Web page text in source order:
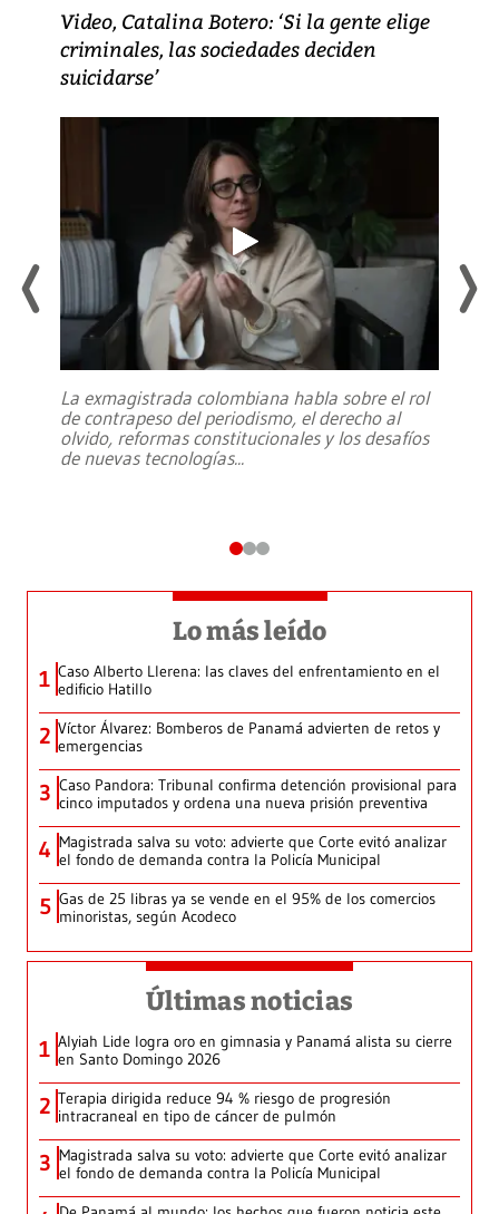
Video, Catalina Botero: ‘Si la gente elige
criminales, las sociedades deciden
suicidarse’
La exmagistrada colombiana habla sobre el rol
de contrapeso del periodismo, el derecho al
olvido, reformas constitucionales y los desafíos
de nuevas tecnologías...
Lo más leído
1 Caso Alberto Llerena: las claves del enfrentamiento en el
edificio Hatillo
2 Víctor Álvarez: Bomberos de Panamá advierten de retos y
emergencias
3 Caso Pandora: Tribunal confirma detención provisional para
cinco imputados y ordena una nueva prisión preventiva
4 Magistrada salva su voto: advierte que Corte evitó analizar
el fondo de demanda contra la Policía Municipal
5 Gas de 25 libras ya se vende en el 95% de los comercios
minoristas, según Acodeco
Últimas noticias
1 Alyiah Lide logra oro en gimnasia y Panamá alista su cierre
en Santo Domingo 2026
2 Terapia dirigida reduce 94 % riesgo de progresión
intracraneal en tipo de cáncer de pulmón
3 Magistrada salva su voto: advierte que Corte evitó analizar
el fondo de demanda contra la Policía Municipal